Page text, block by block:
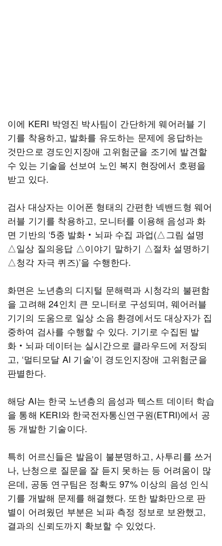
이에 KERI 박영진 박사팀이 간단하게 웨어러블 기
기를 착용하고, 발화를 유도하는 문제에 응답하는
것만으로 경도인지장애 고위험군을 조기에 발견할
수 있는 기술을 선보여 노인 복지 현장에서 호평을
받고 있다.
검사 대상자는 이어폰 형태의 간편한 넥밴드형 웨어
러블 기기를 착용하고, 모니터를 이용해 음성과 화
면 기반의 ‘5종 발화‧뇌파 수집 과업(△그림 설명
△일상 질의응답 △이야기 말하기 △절차 설명하기
△청각 자극 퀴즈)’을 수행한다.
화면은 노년층의 디지털 문해력과 시청각의 불편함
을 고려해 24인치 큰 모니터로 구성되며, 웨어러블
기기의 도움으로 일상 소음 환경에서도 대상자가 집
중하여 검사를 수행할 수 있다. 기기로 수집된 발
화‧뇌파 데이터는 실시간으로 클라우드에 저장되
고, ‘멀티모달 AI 기술’이 경도인지장애 고위험군을
판별한다.
해당 AI는 한국 노년층의 음성과 텍스트 데이터 학습
을 통해 KERI와 한국전자통신연구원(ETRI)에서 공
동 개발한 기술이다.
특히 어르신들은 발음이 불분명하고, 사투리를 쓰거
나, 난청으로 질문을 잘 듣지 못하는 등 어려움이 많
은데, 공동 연구팀은 정확도 97% 이상의 음성 인식
기를 개발해 문제를 해결했다. 또한 발화만으로 판
별이 어려웠던 부분은 뇌파 측정 정보로 보완했고,
결과의 신뢰도까지 확보할 수 있었다.